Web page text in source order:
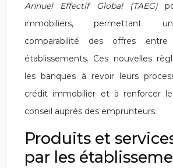
Annuel Effectif Global (TAEG)
immobiliers, permettant
comparabilité des offres
établissements. Ces nouvelles
les banques à revoir leurs
crédit immobilier et à renforcer
conseil auprès des emprunteurs.
Produits et
par les